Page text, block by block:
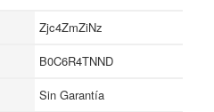
Zjc4ZmZiNz
B0C6R4TNND
Sin Garantía